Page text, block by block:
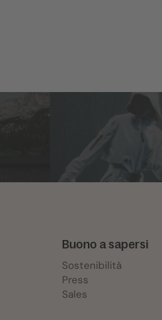
Buono a sapersi
Sostenibilità
Press
Sales